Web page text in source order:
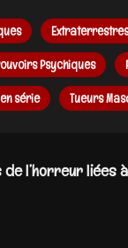
Extraterrestres
Psychiques
série Tueurs
l’horreur liées